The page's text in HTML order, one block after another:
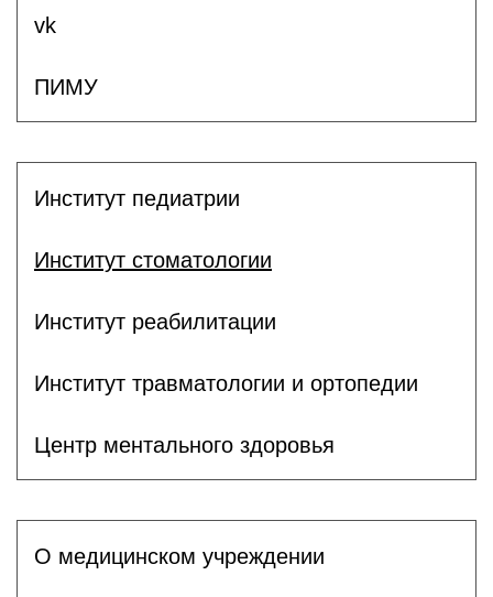
vk
ПИМУ
Институт педиатрии
Институт стоматологии
Институт реабилитации
Институт травматологии и ортопедии
Центр ментального здоровья
О медицинском учреждении